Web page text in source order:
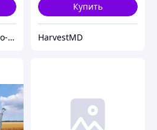
ООО Компания "Юго-Восток"
Купить
HarvestMD